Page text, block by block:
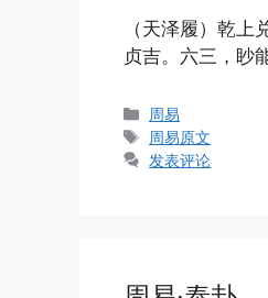
（天泽履）乾
贞吉。六三，眇
分
类
周易
标
签
周易原文
发表评论